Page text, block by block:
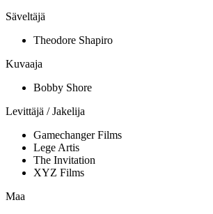
Säveltäjä
Theodore Shapiro
Kuvaaja
Bobby Shore
Levittäjä / Jakelija
Gamechanger Films
Lege Artis
The Invitation
XYZ Films
Maa